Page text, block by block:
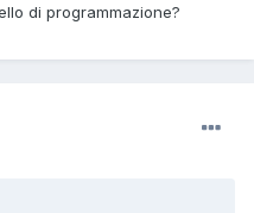
di programmazione?